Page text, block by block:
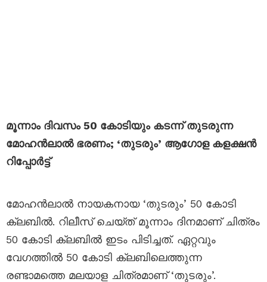
മൂന്നാം ദിവസം 50 കോടിയും കടന്ന് തുടരുന്ന
മോഹൻലാൽ ഭരണം; ‘തുടരും’ ആഗോള കളക്ഷൻ
റിപ്പോർട്ട്
മോഹൻലാൽ നായകനായ ‘തുടരും’ 50 കോടി
ക്ലബിൽ. റിലീസ് ചെയ്ത് മൂന്നാം ദിനമാണ് ചിത്രം
50 കോടി ക്ലബിൽ ഇടം പിടിച്ചത്. ഏറ്റവും
വേഗത്തിൽ 50 കോടി ക്ലബിലെത്തുന്ന
രണ്ടാമത്തെ മലയാള ചിത്രമാണ് ‘തുടരും’.